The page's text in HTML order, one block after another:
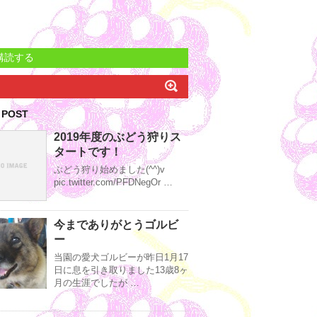
する
2019年度のぶどう狩りス
タートです！
ぶどう狩り始めました(^^)v
pic.twitter.com/PFDNegOr …
今までありがとうゴルビ
ー
当園の愛犬ゴルビーが昨日1月17
日に息を引き取りました13歳8ヶ
月の生涯でしたが …